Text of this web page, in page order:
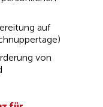
auf
von